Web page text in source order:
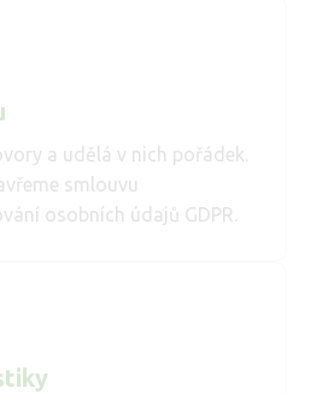
a udělá v nich pořádek.
smlouvu
osobních údajů GDPR.